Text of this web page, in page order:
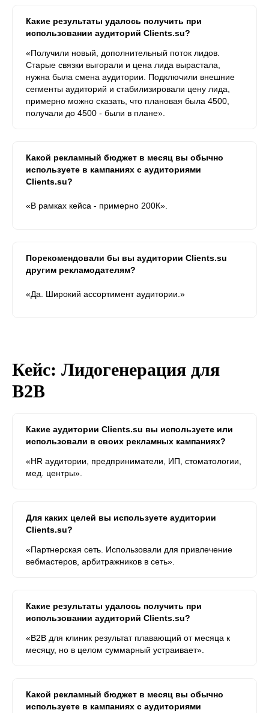
Какие результаты удалось получить при
использовании аудиторий Clients.su?
«Получили новый, дополнительный поток лидов.
Старые связки выгорали и цена лида вырастала,
нужна была смена аудитории. Подключили внешние
сегменты аудиторий и стабилизировали цену лида,
примерно можно сказать, что плановая была 4500,
получали до 4500 - были в плане».
Какой рекламный бюджет в месяц вы обычно
используете в кампаниях с аудиториями
Clients.su?
«В рамках кейса - примерно 200К».
Порекомендовали бы вы аудитории Clients.su
другим рекламодателям?
«Да. Широкий ассортимент аудитории.»
Кейс: Лидогенерация для
B2B
Какие аудитории Clients.su вы используете или
использовали в своих рекламных кампаниях?
«HR аудитории, предприниматели, ИП, стоматологии,
мед. центры».
Для каких целей вы используете аудитории
Clients.su?
«Партнерская сеть. Использовали для привлечение
вебмастеров, арбитражников в сеть».
Какие результаты удалось получить при
использовании аудиторий Clients.su?
«B2B для клиник результат плавающий от месяца к
месяцу, но в целом суммарный устраивает».
Какой рекламный бюджет в месяц вы обычно
используете в кампаниях с аудиториями